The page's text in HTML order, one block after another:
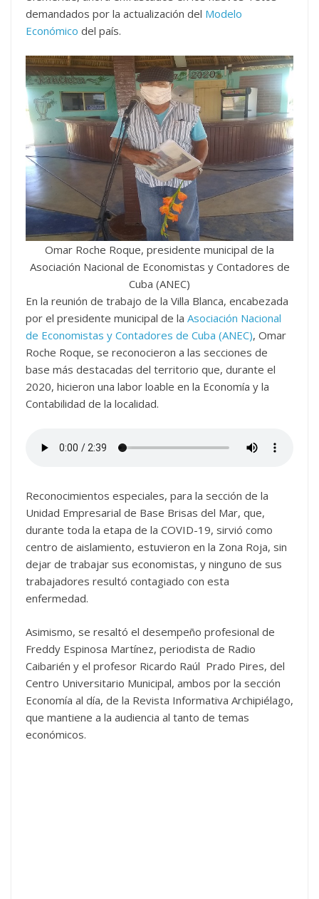
demandados por la actualización del Modelo
Económico del país.
Omar Roche Roque, presidente municipal de la
Asociación Nacional de Economistas y Contadores de
Cuba (ANEC)
En la reunión de trabajo de la Villa Blanca, encabezada
por el presidente municipal de la Asociación Nacional
de Economistas y Contadores de Cuba (ANEC), Omar
Roche Roque, se reconocieron a las secciones de
base más destacadas del territorio que, durante el
2020, hicieron una labor loable en la Economía y la
Contabilidad de la localidad.
Reconocimientos especiales, para la sección de la
Unidad Empresarial de Base Brisas del Mar, que,
durante toda la etapa de la COVID-19, sirvió como
centro de aislamiento, estuvieron en la Zona Roja, sin
dejar de trabajar sus economistas, y ninguno de sus
trabajadores resultó contagiado con esta
enfermedad.
Asimismo, se resaltó el desempeño profesional de
Freddy Espinosa Martínez, periodista de Radio
Caibarién y el profesor Ricardo Raúl Prado Pires, del
Centro Universitario Municipal, ambos por la sección
Economía al día, de la Revista Informativa Archipiélago,
que mantiene a la audiencia al tanto de temas
económicos.